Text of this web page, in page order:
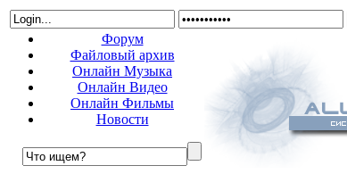
Форум
Файловый архив
Онлайн Музыка
Онлайн Видео
Онлайн Фильмы
Новости